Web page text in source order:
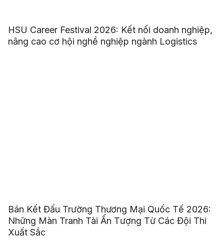
HSU Career Festival 2026: Kết nối doanh nghiệp,
nâng cao cơ hội nghề nghiệp ngành Logistics
Bán Kết Đấu Trường Thương Mại Quốc Tế 2026:
Những Màn Tranh Tài Ấn Tượng Từ Các Đội Thi
Xuất Sắc